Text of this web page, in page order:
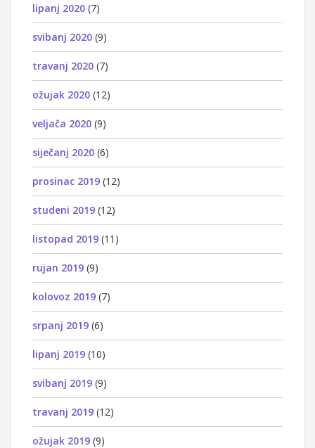
lipanj 2020 (7)
svibanj 2020 (9)
travanj 2020 (7)
ožujak 2020 (12)
veljača 2020 (9)
siječanj 2020 (6)
prosinac 2019 (12)
studeni 2019 (12)
listopad 2019 (11)
rujan 2019 (9)
kolovoz 2019 (7)
srpanj 2019 (6)
lipanj 2019 (10)
svibanj 2019 (9)
travanj 2019 (12)
ožujak 2019 (9)